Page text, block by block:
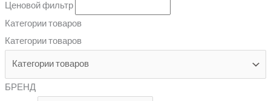
Ценовой фильтр
Категории товаров
Категории товаров
БРЕНД